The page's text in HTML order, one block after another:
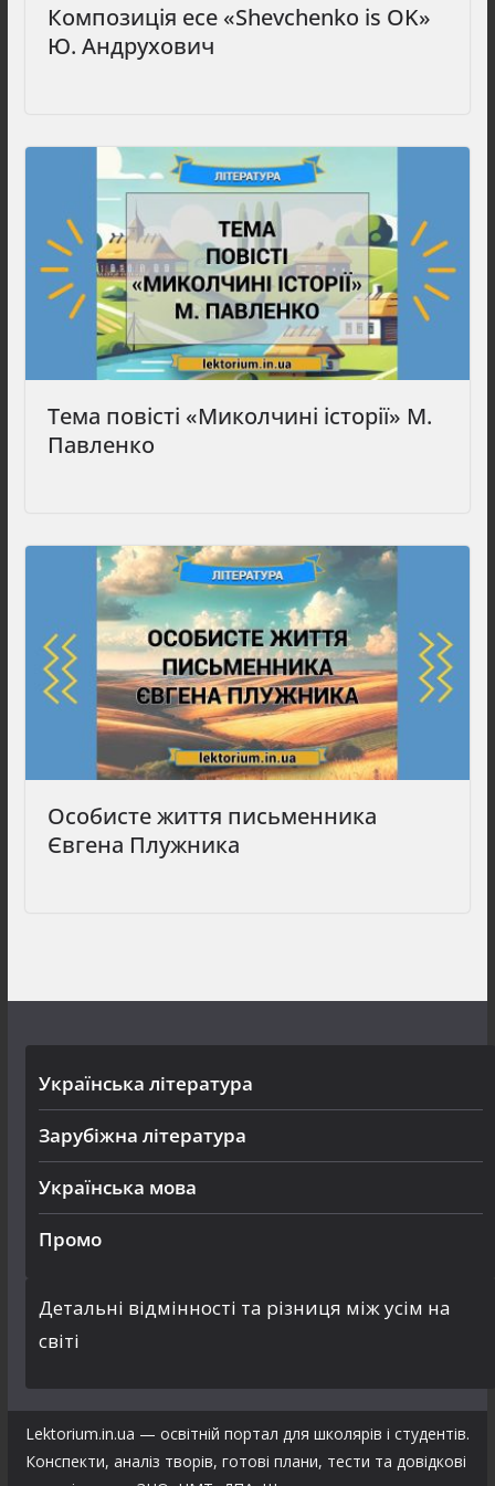
Композиція есе «Shevchenko is OK»
Ю. Андрухович
Тема повісті «Миколчині історії» М.
Павленко
Особисте життя письменника
Євгена Плужника
Українська література
Зарубіжна література
Українська мова
Промо
Детальні відмінності та різниця між усім на
світі
Lektorium.in.ua — освітній портал для школярів і студентів.
Конспекти, аналіз творів, готові плани, тести та довідкові